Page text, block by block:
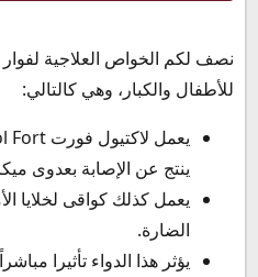
نصف لكم الخواص العلاجية
للأطفال والكبار، وهي كالتالي:
ينتج عن الإصابة بعدوى
يعمل كذلك كواقى لخلايا
الضارة.
يؤثر هذا الدواء تأثيرا